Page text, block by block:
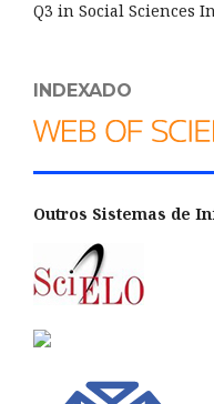
Q3 in Social Sciences
INDEXADO
Outros Sistemas de